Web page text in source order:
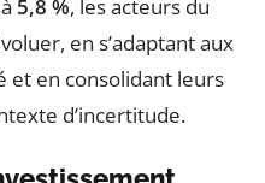
5,8 %, les acteurs du
en s’adaptant aux
et en consolidant leurs
d’incertitude.